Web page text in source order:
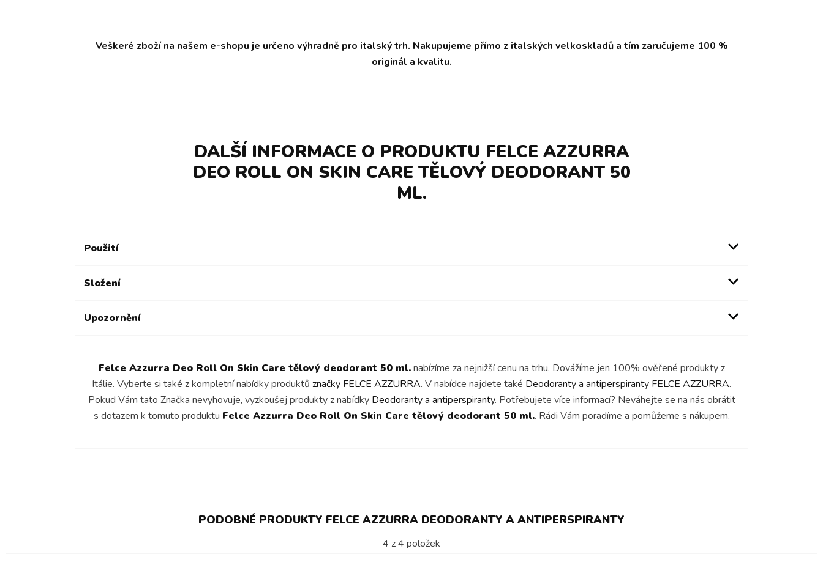
Veškeré zboží na našem e-shopu je určeno výhradně pro italský trh. Nakupujeme přímo z italských velkoskladů a tím zaručujeme 100 %
originál a kvalitu.
DALŠÍ INFORMACE O PRODUKTU FELCE AZZURRA
DEO ROLL ON SKIN CARE TĚLOVÝ DEODORANT 50
ML.
Použití
Složení
Upozornění
Felce Azzurra Deo Roll On Skin Care tělový deodorant 50 ml.nabízíme za nejnižší cenu na trhu. Dovážíme jen 100% ověřené produkty z
Itálie. Vyberte si také z kompletní nabídky produktů značky FELCE AZZURRA. V nabídce najdete také Deodoranty a antiperspiranty FELCE AZZURRA.
Pokud Vám tato Značka nevyhovuje, vyzkoušej produkty z nabídky Deodoranty a antiperspiranty. Potřebujete více informací? Neváhejte se na nás obrátit
s dotazem k tomuto produktu Felce Azzurra Deo Roll On Skin Care tělový deodorant 50 ml.. Rádi Vám poradíme a pomůžeme s nákupem.
PODOBNÉ PRODUKTY FELCE AZZURRA DEODORANTY A ANTIPERSPIRANTY
4 z4 položek